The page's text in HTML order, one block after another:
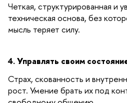
Четкая, структурированная и
техническая основа, без
мысль теряет силу.
4. Управлять своим
Страх, скованность и
рост. Умение брать их под